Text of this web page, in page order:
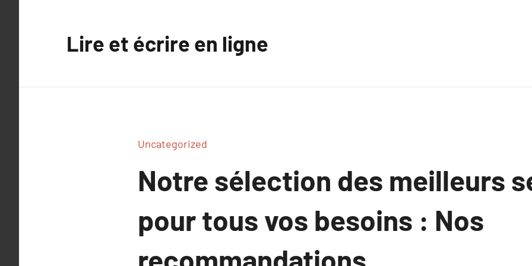
Lire et écrire en ligne
Uncategorized
Notre sélection des meilleurs
pour tous vos besoins : Nos